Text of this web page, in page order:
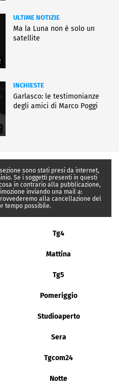
ULTIME NOTIZIE
Ma la Luna non è solo un
satellite
INCHIESTE
Garlasco: le testimonianze
degli amici di Marco Poggi
sono stati presi da internet,
Se i soggetti presenti in questi
in contrario alla pubblicazione,
inviando una mail a:
alla cancellazione del
tempo possibile.
Tg4
Mattina
Tg5
Pomeriggio
Studioaperto
Sera
Tgcom24
Notte